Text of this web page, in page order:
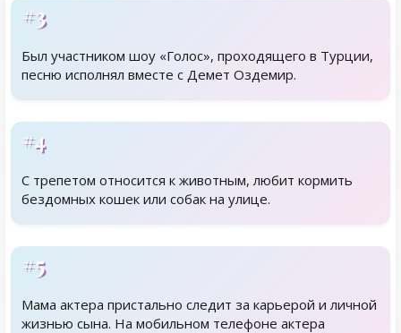
#3
Был участником шоу «Голос», проходящего в Турции,
песню исполнял вместе с Демет Оздемир.
#4
С трепетом относится к животным, любит кормить
бездомных кошек или собак на улице.
#5
Мама актера пристально следит за карьерой и личной
жизнью сына. На мобильном телефоне актера